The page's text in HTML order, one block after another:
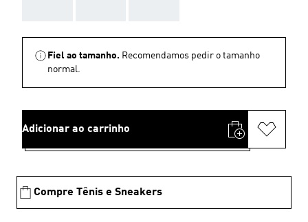
Fiel ao tamanho. Recomendamos pedir o tamanho
normal.
Adicionar ao carrinho
Compre Tênis e Sneakers